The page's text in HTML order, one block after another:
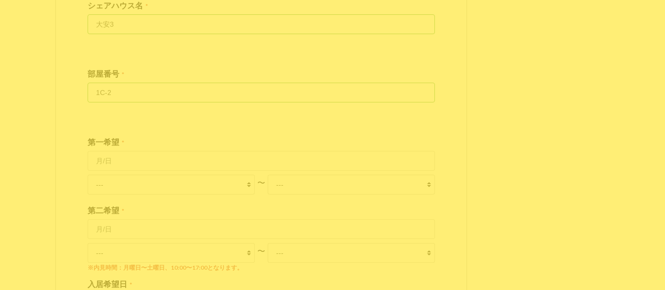
シェアハウス名 *
部屋番号 *
第一希望 *
〜
第二希望 *
〜
※内見時間：月曜日〜土曜日、10:00〜17:00となります。
入居希望日 *